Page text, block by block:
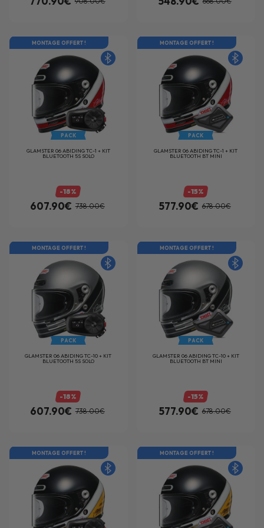
MONTAGE OFFERT !
PACK
GLAMSTER 06 ABIDING TC-1 + KIT
BLUETOOTH 5S SOLO
-18%
607.90€ 738.00€
MONTAGE OFFERT !
PACK
GLAMSTER 06 ABIDING TC-1 + KIT
BLUETOOTH BT MINI
-15%
577.90€ 678.00€
MONTAGE OFFERT !
PACK
GLAMSTER 06 ABIDING TC-10 + KIT
BLUETOOTH 5S SOLO
-18%
607.90€ 738.00€
MONTAGE OFFERT !
PACK
GLAMSTER 06 ABIDING TC-10 + KIT
BLUETOOTH BT MINI
-15%
577.90€ 678.00€
MONTAGE OFFERT ! MONTAGE OFFERT !